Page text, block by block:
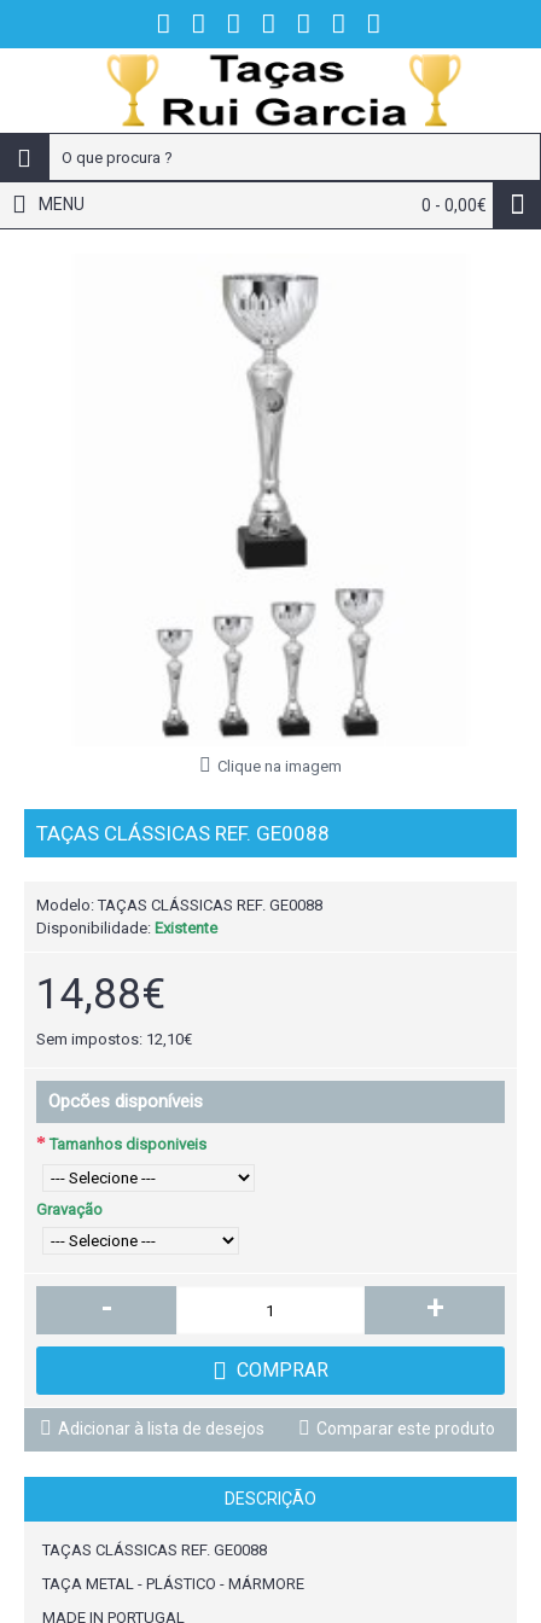
0 - 0,00€
MENU
Clique na imagem
TAÇAS CLÁSSICAS REF. GE0088
Modelo:TAÇAS CLÁSSICAS REF. GE0088
Disponibilidade: Existente
14,88€
Sem impostos: 12,10€
Opcões disponíveis
Tamanhos disponiveis
Gravação
- +
COMPRAR
Adicionar à lista de desejos Comparar este produto
DESCRIÇÃO
TAÇAS CLÁSSICAS REF. GE0088
TAÇA METAL - PLÁSTICO - MÁRMORE
MADE IN PORTUGAL